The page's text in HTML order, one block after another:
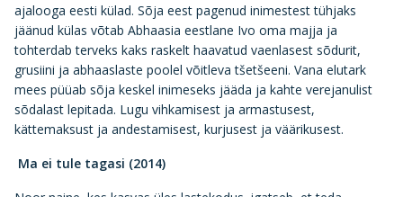
ajalooga eesti külad. Sõja eest pagenud inimestest tühjaks
jäänud külas võtab Abhaasia eestlane Ivo oma majja ja
tohterdab terveks kaks raskelt haavatud vaenlasest sõdurit,
grusiini ja abhaaslaste poolel võitleva tšetšeeni. Vana elutark
mees püüab sõja keskel inimeseks jääda ja kahte verejanulist
sõdalast lepitada. Lugu vihkamisest ja armastusest,
kättemaksust ja andestamisest, kurjusest ja väärikusest.
Ma ei tule tagasi (2014)